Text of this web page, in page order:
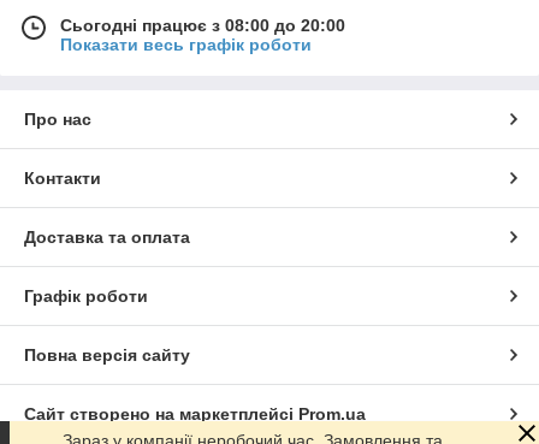
Сьогодні працює з 08:00 до 20:00
Показати весь графік роботи
Про нас
Контакти
Доставка та оплата
Графік роботи
Повна версія сайту
Сайт створено на маркетплейсі Prom.ua